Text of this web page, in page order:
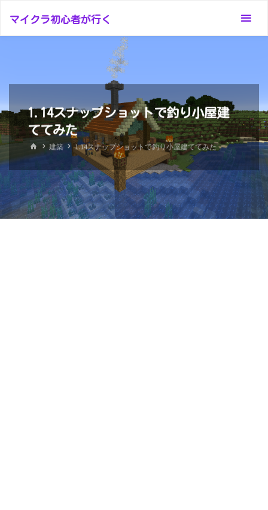
テ
キ
ッ
マイクラ初心者が行く
1.14スナップショットで釣り小屋建
ててみた
ホ
ー
建築 1.14スナップショットで釣り小屋建ててみた